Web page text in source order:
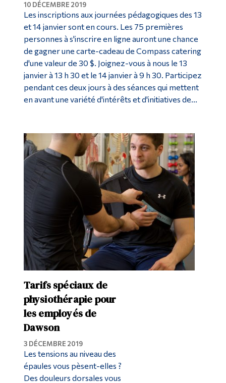
10 DÉCEMBRE 2019
Les inscriptions aux journées pédagogiques des 13
et 14 janvier sont en cours. Les 75 premières
personnes à s'inscrire en ligne auront une chance
de gagner une carte-cadeau de Compass catering
d'une valeur de 30 $. Joignez-vous à nous le 13
janvier à 13 h 30 et le 14 janvier à 9 h 30. Participez
pendant ces deux jours à des séances qui mettent
en avant une variété d'intérêts et d'initiatives de...
Tarifs spéciaux de
physiothérapie pour
les employés de
Dawson
3 DÉCEMBRE 2019
Les tensions au niveau des
épaules vous pèsent-elles ?
Des douleurs dorsales vous